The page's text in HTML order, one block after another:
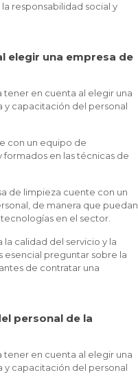
responsabilidad social y
elegir una empresa de
tener en cuenta al elegir una
y capacitación del personal
con un equipo de
en las técnicas de
de limpieza cuente con un
de manera que puedan
en el sector.
calidad del servicio y la
esencial preguntar sobre la
de contratar una
personal de la
tener en cuenta al elegir una
y capacitación del personal